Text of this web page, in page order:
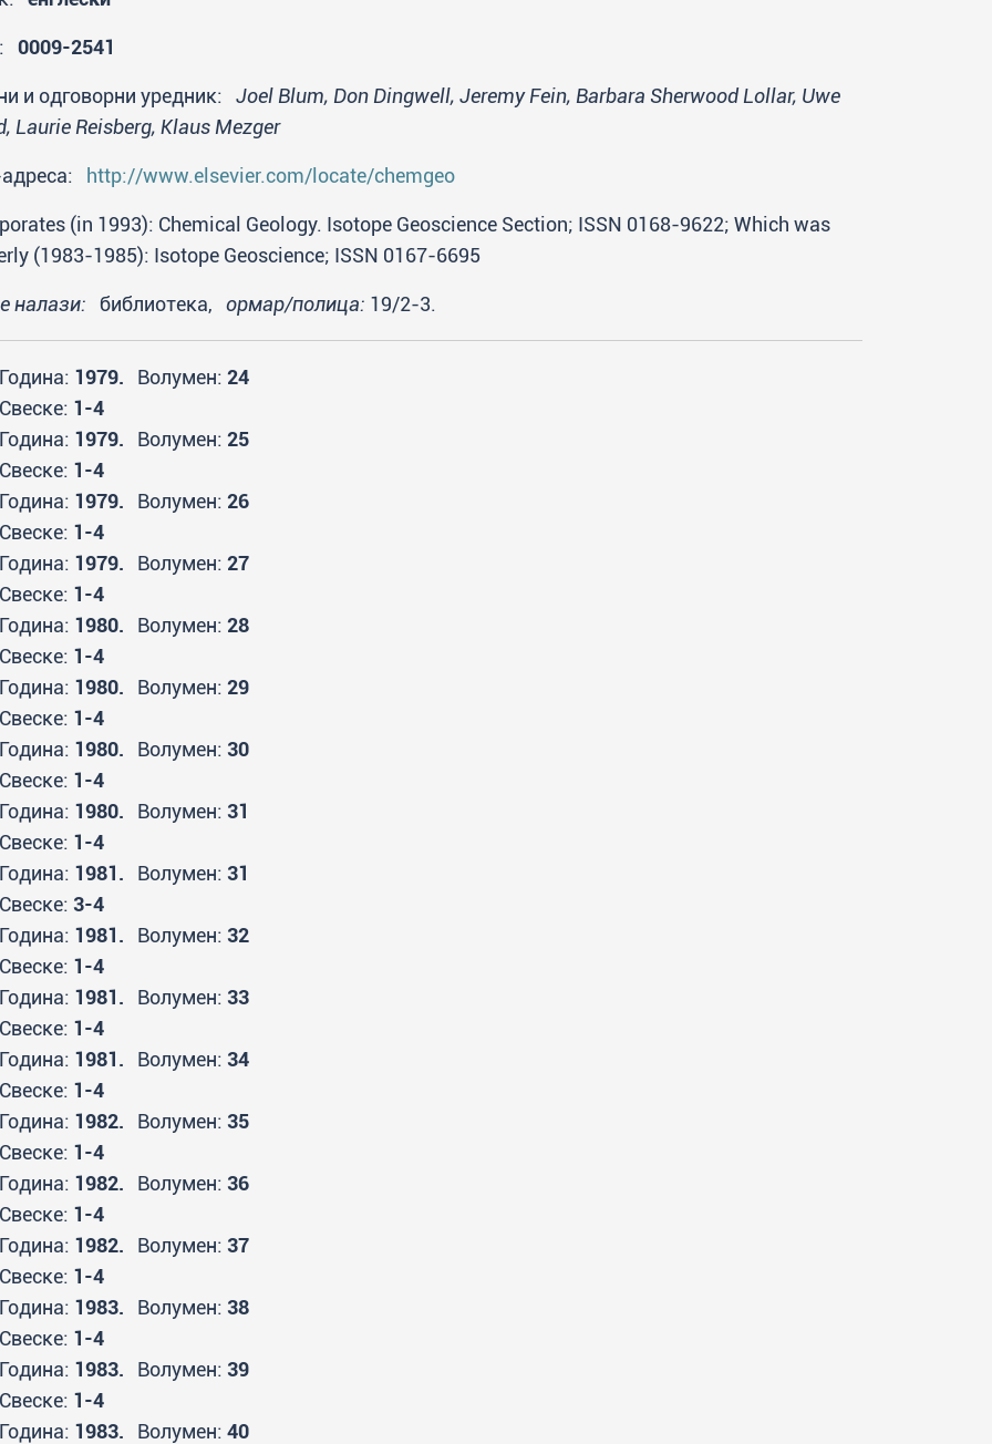
0009-2541
и одговорни уредник: Joel Blum, Don Dingwell, Jeremy Fein, Barbara Sherwood Lollar, Uwe
Laurie Reisberg, Klaus Mezger
http://www.elsevier.com/locate/chemgeo
(in 1993): Chemical Geology. Isotope Geoscience Section; ISSN 0168-9622; Which was
(1983-1985): Isotope Geoscience; ISSN 0167-6695
налази: библиотека, ормар/полица: 19/2-3.
Година: 1979. Волумен: 24
Свеске: 1-4
Година: 1979. Волумен: 25
Свеске: 1-4
Година: 1979. Волумен: 26
Свеске: 1-4
Година: 1979. Волумен: 27
Свеске: 1-4
Година: 1980. Волумен: 28
Свеске: 1-4
Година: 1980. Волумен: 29
Свеске: 1-4
Година: 1980. Волумен: 30
Свеске: 1-4
Година: 1980. Волумен: 31
Свеске: 1-4
Година: 1981. Волумен: 31
Свеске: 3-4
Година: 1981. Волумен: 32
Свеске: 1-4
Година: 1981. Волумен: 33
Свеске: 1-4
Година: 1981. Волумен: 34
Свеске: 1-4
Година: 1982. Волумен: 35
Свеске: 1-4
Година: 1982. Волумен: 36
Свеске: 1-4
Година: 1982. Волумен: 37
Свеске: 1-4
Година: 1983. Волумен: 38
Свеске: 1-4
Година: 1983. Волумен: 39
Свеске: 1-4
Година: 1983. Волумен: 40